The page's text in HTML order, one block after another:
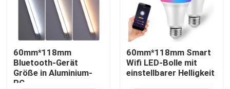
Fabrik-Ausflug
Qualitätskontrolle
Treten Sie mit uns in Verbindung
60mm*118mm
Bluetooth-Gerät
Größe in Aluminium-
PC
60mm*118mm Smart
Wifi LED-Bolle mit
einstellbarer Helligkeit